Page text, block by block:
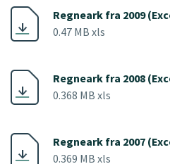
Regneark fra 2009
0.47 MB xls
Regneark fra 2008
0.368 MB xls
Regneark fra 2007
0.369 MB xls